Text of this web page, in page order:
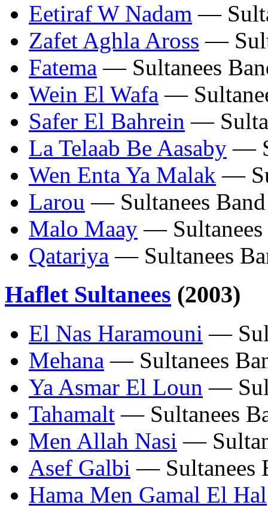
Eetiraf W Nadam —
Zafet Aghla Aross —
Fatema — Sultanees
Wein El Wafa —
Safer El Bahrein —
La Telaab Be Aasaby —
Wen Enta Ya Malak —
Larou — Sultanees Band
Malo Maay — Sultanees
Qatariya — Sultanees
Haflet Sultanees (2003)
El Nas Haramouni —
Mehana — Sultanees
Ya Asmar El Loun —
Tahamalt — Sultanees
Men Allah Nasi —
Asef Galbi — Sultanees
Hama Men Gamal El Hal